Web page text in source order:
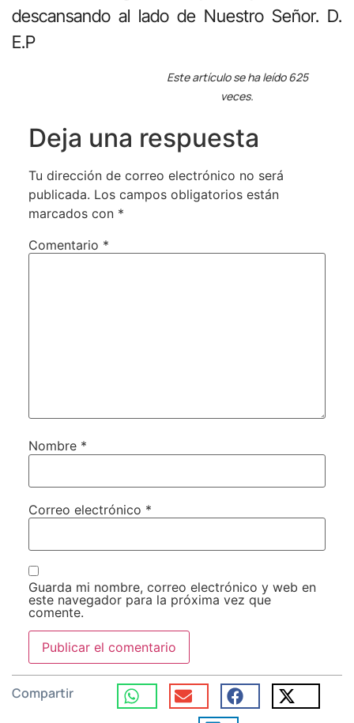
descansando al lado de Nuestro Señor. D.
E.P
Este artículo se ha leído 625
veces.
Deja una respuesta
Tu dirección de correo electrónico no será
publicada. Los campos obligatorios están
marcados con *
Comentario *
Nombre *
Correo electrónico *
Guarda mi nombre, correo electrónico y web en
este navegador para la próxima vez que
comente.
Compartir